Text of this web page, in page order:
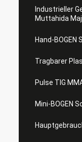
Industrieller
Muttahida
Hand-BOGEN
Tragbarer
Pulse TIG
Mini-BOGEN